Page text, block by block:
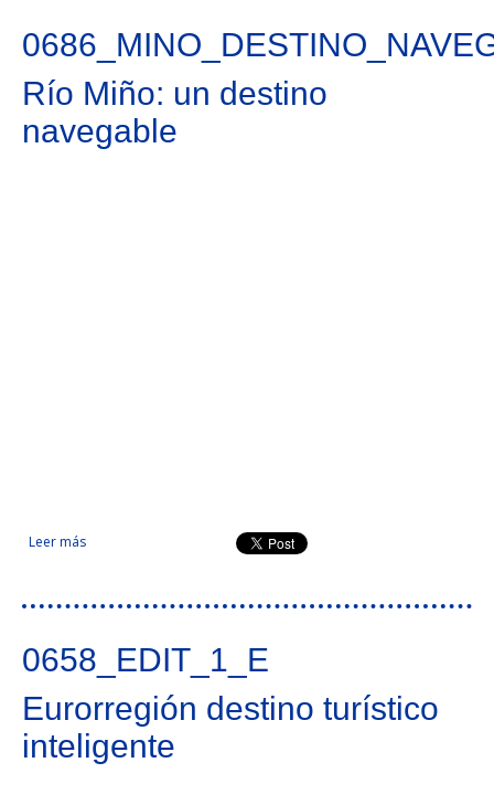
Río Miño: un destino
navegable
Leer más sobre Río Miño: un destino navegable
0658_EDIT_1_E
Eurorregión destino turístico
inteligente